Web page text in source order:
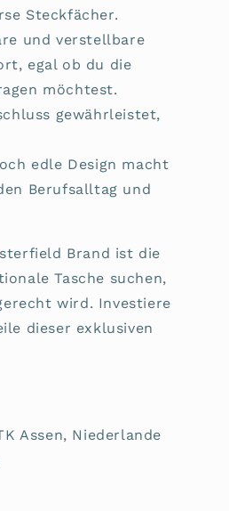
Steckfächer.
und verstellbare
egal ob du die
möchtest.
gewährleistet,
edle Design macht
Berufsalltag und
Brand ist die
Tasche suchen,
wird. Investiere
dieser exklusiven
Assen, Niederlande